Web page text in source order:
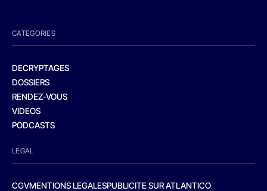
CATEGORIES
DECRYPTAGES
DOSSIERS
RENDEZ-VOUS
VIDEOS
PODCASTS
LEGAL
CGVMENTIONS LEGALESPUBLICITE SUR ATLANTICO